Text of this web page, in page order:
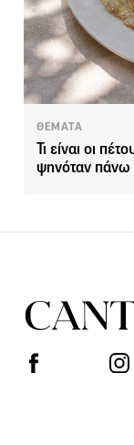
ΘΕΜΑΤΑ
Τι είναι οι
ψηνόταν πάνω